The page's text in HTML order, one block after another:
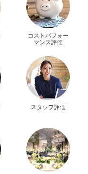
コストパフォー
マンス評価
スタッフ評価